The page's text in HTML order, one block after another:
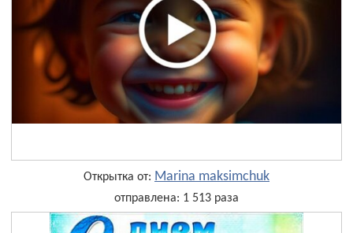
Открытка от: Marina maksimchuk
отправлена: 1 513 раза